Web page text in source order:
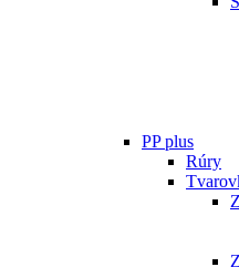
PP plus
Rúry